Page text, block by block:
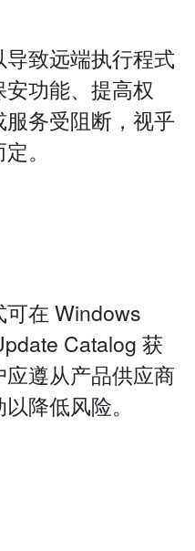
致远端执行程式
功能、提高权
务受阻断，视乎
。
在 Windows
Catalog 获
遵从产品供应商
降低风险。